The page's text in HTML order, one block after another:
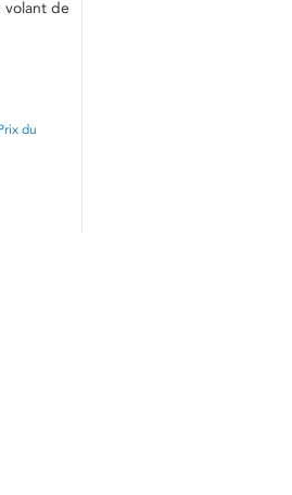
volant de
du